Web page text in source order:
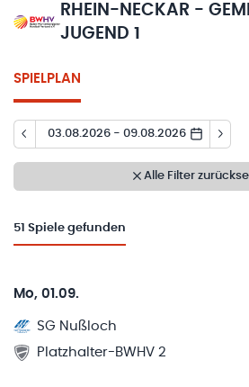
RHEIN-NECKAR -
JUGEND 1
SPIELPLAN
03.08.2026 - 09.08.2026
Alle Filter
51 Spiele gefunden
Mo, 01.09.
SG Nußloch
Platzhalter-BWHV 2